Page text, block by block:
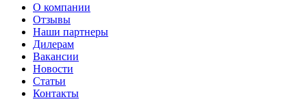
О компании
Отзывы
Наши партнеры
Дилерам
Вакансии
Новости
Статьи
Контакты